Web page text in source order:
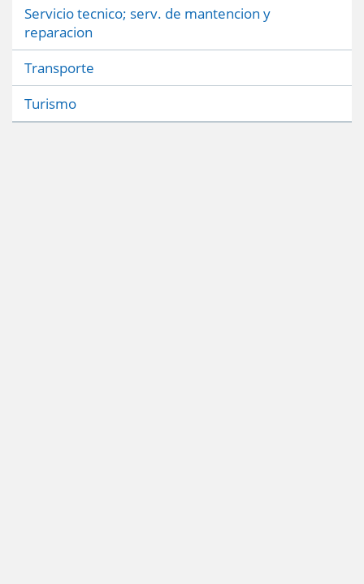
Servicio tecnico; serv. de mantencion y
reparacion
Transporte
Turismo